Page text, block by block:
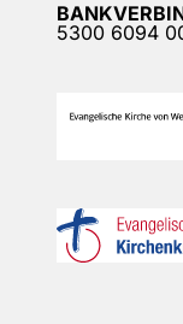
5300 6094